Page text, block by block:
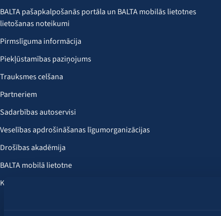
BALTA pašapkalpošanās portāla un BALTA mobilās lietotnes
lietošanas noteikumi
Pirmslīguma informācija
Piekļūstamības paziņojums
Trauksmes celšana
Partneriem
Sadarbības autoservisi
Veselības apdrošināšanas līgumorganizācijas
Drošības akadēmija
BALTA mobilā lietotne
Klientu labumi